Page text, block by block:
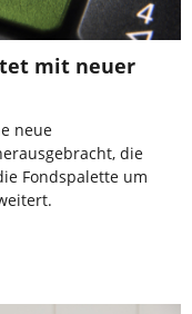
mit neuer
neue
die
Fondspalette um